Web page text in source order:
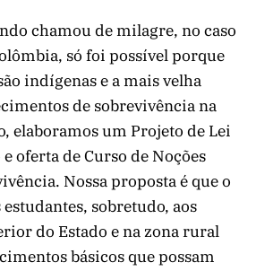
chamou de milagre, no caso
só foi possível porque
indígenas e a mais velha
de sobrevivência na
elaboramos um Projeto de Lei
oferta de Curso de Noções
Nossa proposta é que o
sobretudo, aos
do Estado e na zona rural
básicos que possam